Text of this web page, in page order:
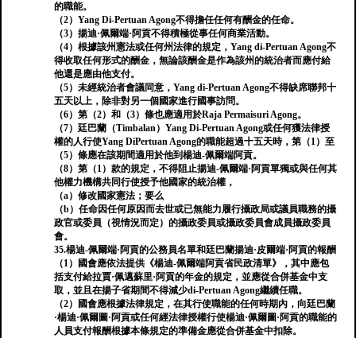
的職能。
（2）Yang Di-Pertuan Agong不得擔任任何有酬金的任命。
（3）揚迪·佩爾端·阿貢不得積極從事任何商業活動。
（4）根據該州憲法或任何州法律的規定，Yang di-Pertuan Agong不
得收取任何形式的酬金，無論該酬金是作為該州的統治者而應付給
他還是應由他支付。
（5）未經統治者會議同意，Yang di-Pertuan Agong不得缺席聯邦十
五天以上，除非對另一個國家進行國事訪問。
（6）第（2）和（3）條也應適用於Raja Permaisuri Agong。
（7）廷巴蘭（Timbalan）Yang Di-Pertuan Agong或任何獲法律授
權的人行使Yang DiPertuan Agong的職能超過十五天時，第（1）至
（5）條應在該期間適用於他到楊迪-佩爾端阿貢。
（8）第（1）款的規定，不得阻止揚迪-佩爾端·阿貢單獨或與任何其
他權力機構共同行使授予他國家的統治權，
（a）修改國家憲法；要么
（b）任命因任何原因而去世或已無能力履行攝政局或議員職務的攝
政官或委員（視情況而定）的攝政委員或攝政委員會成員攝政委員
會。
35.楊迪-佩爾端·阿貢的公務員名單和廷巴蘭揚迪·皮爾端·阿貢的報酬
（1）國會應依法提供《楊迪-佩爾端阿貢省民政清單》，其中應包
括支付給拉賈·佩邁蘇里·阿貢的年金的規定，並應從合併基金中支
取，並且在揚子省期間不得減少di-Pertuan Agong繼續任職。
（2）國會應根據法律規定，在其行使職能的任何時期內，向廷巴蘭
·楊迪·佩爾圖·阿貢或任何經法律授權行使楊迪·佩爾圖·阿貢的職能的
人員支付報酬根據本條規定的準備金應從合併基金中扣除。